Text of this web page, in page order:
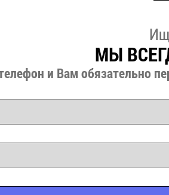
МЫ
и Вам обязательно